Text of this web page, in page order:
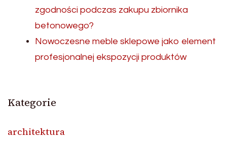
zgodności podczas zakupu zbiornika
betonowego?
Nowoczesne meble sklepowe jako element
profesjonalnej ekspozycji produktów
Kategorie
architektura